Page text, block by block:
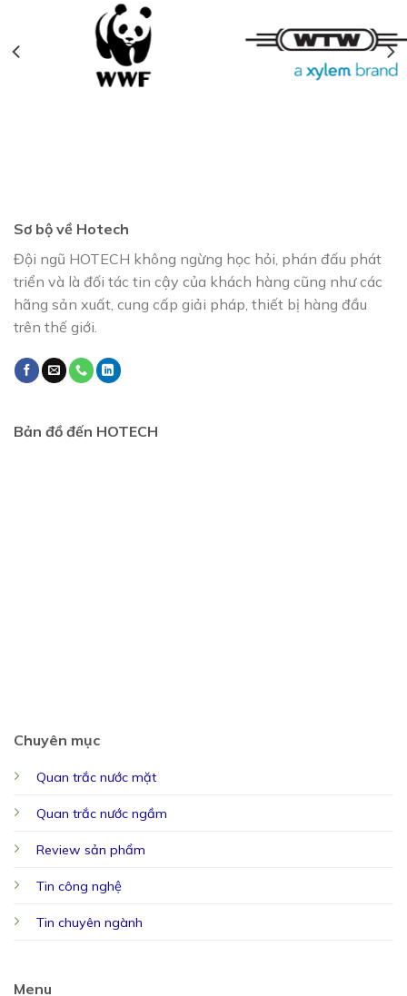
Sơ bộ về Hotech
Đội ngũ HOTECH không ngừng học hỏi, phán đấu phát
triển và là đối tác tin cậy của khách hàng cũng như các
hãng sản xuất, cung cấp giải pháp, thiết bị hàng đầu
trên thế giới.
Chuyên mục
Quan trắc nước mặt
Quan trắc nước ngầm
Review sản phẩm
Tin công nghệ
Tin chuyên ngành
Menu
Bản đồ đến HOTECH